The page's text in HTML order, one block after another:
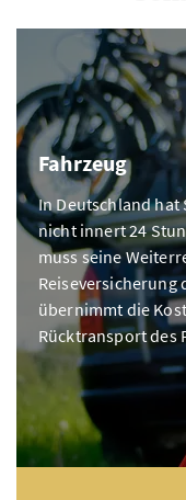
Fahrzeug
In Deutschland hat
nicht innert 24
muss seine
Reiseversicherung
übernimmt die
Rücktransport des